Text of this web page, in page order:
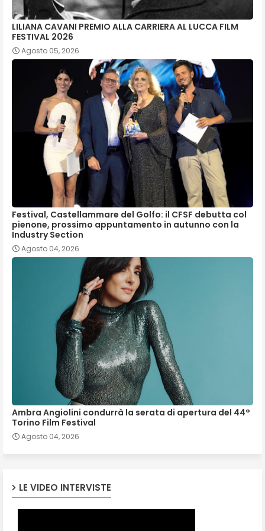
LILIANA CAVANI PREMIO ALLA CARRIERA AL LUCCA FILM
FESTIVAL 2026
Agosto 05, 2026
Festival, Castellammare del Golfo: il CFSF debutta col
pienone, prossimo appuntamento in autunno con la
Industry Section
Agosto 04, 2026
Ambra Angiolini condurrà la serata di apertura del 44°
Torino Film Festival
Agosto 04, 2026
LE VIDEO INTERVISTE